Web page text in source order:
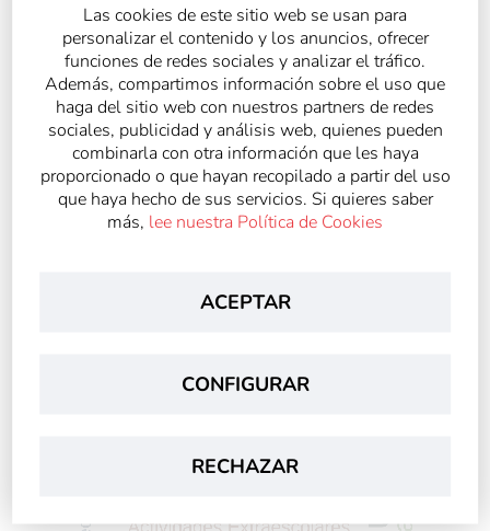
Las cookies de este sitio web se usan para
personalizar el contenido y los anuncios, ofrecer
funciones de redes sociales y analizar el tráfico.
Además, compartimos información sobre el uso que
haga del sitio web con nuestros partners de redes
sociales, publicidad y análisis web, quienes pueden
combinarla con otra información que les haya
proporcionado o que hayan recopilado a partir del uso
que haya hecho de sus servicios. Si quieres saber
más, lee nuestra Política de Cookies
ACEPTAR
CONFIGURAR
RECHAZAR